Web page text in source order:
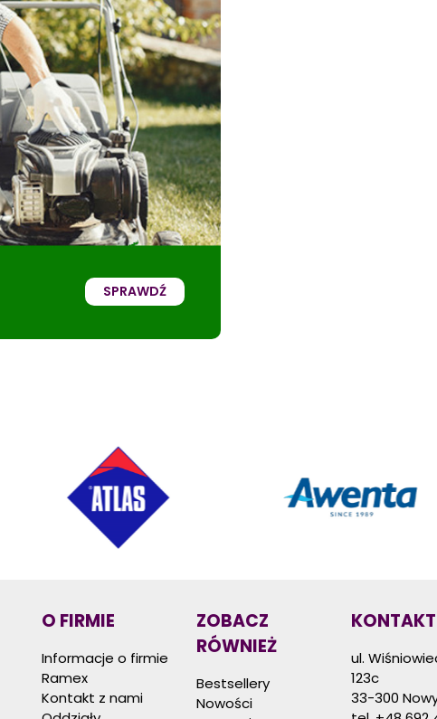
SPRAWDŹ
O FIRMIE
Informacje o firmie
Ramex
Kontakt z nami
ZOBACZ
RÓWNIEŻ
Bestsellery
Nowości
KONTAKT
ul.
123c
33-300